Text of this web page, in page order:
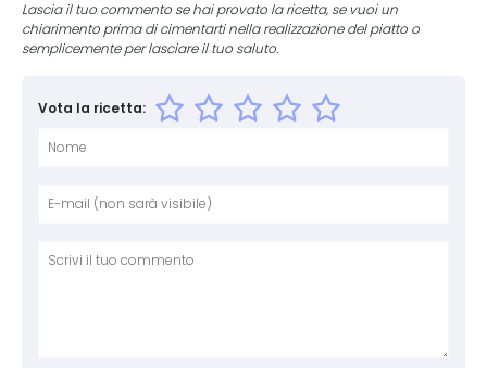
Lascia il tuo commento se hai provato la ricetta, se vuoi un
chiarimento prima di cimentarti nella realizzazione del piatto o
semplicemente per lasciare il tuo saluto.
Vota la ricetta: